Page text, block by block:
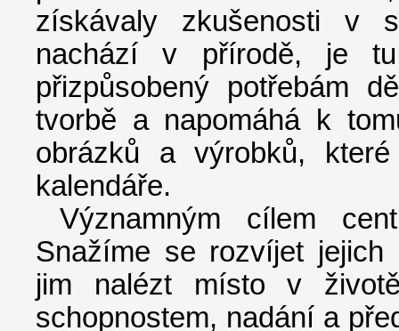
získávaly zkušenosti v
nachází v přírodě, je
přizpůsobený potřebám
tvorbě a napomáhá k
obrázků a výrobků,
kalendáře.
Významným cílem
Snažíme se rozvíjet jejich
jim nalézt místo v
schopnostem, nadání a